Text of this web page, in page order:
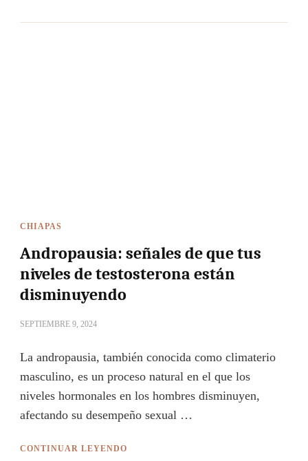
CHIAPAS
Andropausia: señales de que tus
niveles de testosterona están
disminuyendo
SEPTIEMBRE 9, 2024
La andropausia, también conocida como climaterio
masculino, es un proceso natural en el que los
niveles hormonales en los hombres disminuyen,
afectando su desempeño sexual …
CONTINUAR LEYENDO